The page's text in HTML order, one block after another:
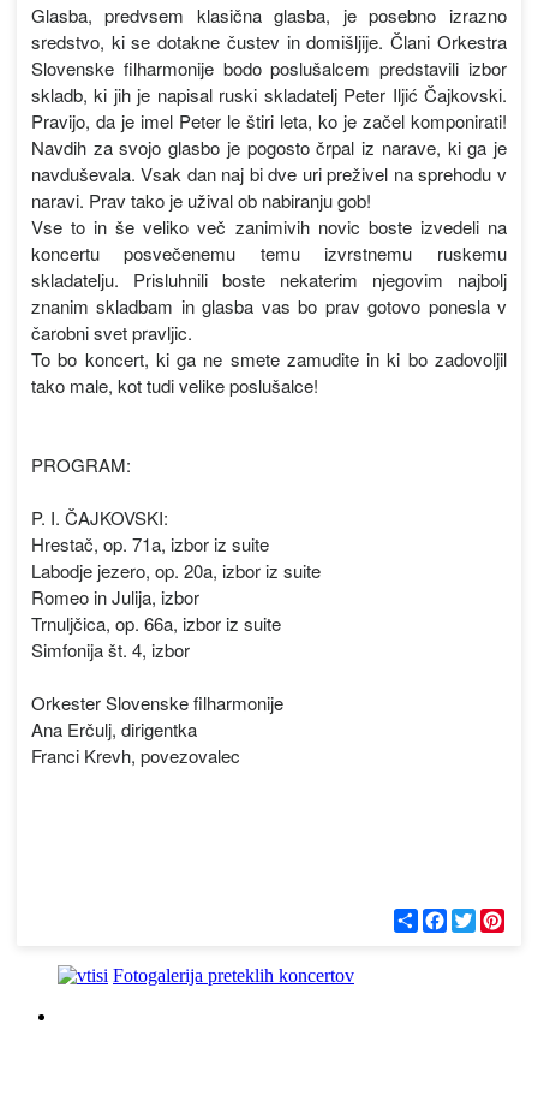
Glasba, predvsem klasična glasba, je posebno izrazno
sredstvo, ki se dotakne čustev in domišljije. Člani Orkestra
Slovenske filharmonije bodo poslušalcem predstavili izbor
skladb, ki jih je napisal ruski skladatelj Peter Iljić Čajkovski.
Pravijo, da je imel Peter le štiri leta, ko je začel komponirati!
Navdih za svojo glasbo je pogosto črpal iz narave, ki ga je
navduševala. Vsak dan naj bi dve uri preživel na sprehodu v
naravi. Prav tako je užival ob nabiranju gob!
Vse to in še veliko več zanimivih novic boste izvedeli na
koncertu posvečenemu temu izvrstnemu ruskemu
skladatelju. Prisluhnili boste nekaterim njegovim najbolj
znanim skladbam in glasba vas bo prav gotovo ponesla v
čarobni svet pravljic.
To bo koncert, ki ga ne smete zamudite in ki bo zadovoljil
tako male, kot tudi velike poslušalce!
PROGRAM:
P. I. ČAJKOVSKI:
Hrestač, op. 71a, izbor iz suite
Labodje jezero, op. 20a, izbor iz suite
Romeo in Julija, izbor
Trnuljčica, op. 66a, izbor iz suite
Simfonija št. 4, izbor
Orkester Slovenske filharmonije
Ana Erčulj, dirigentka
Franci Krevh, povezovalec
С
п
F
a
T
w
Fotogalerija preteklih koncertov